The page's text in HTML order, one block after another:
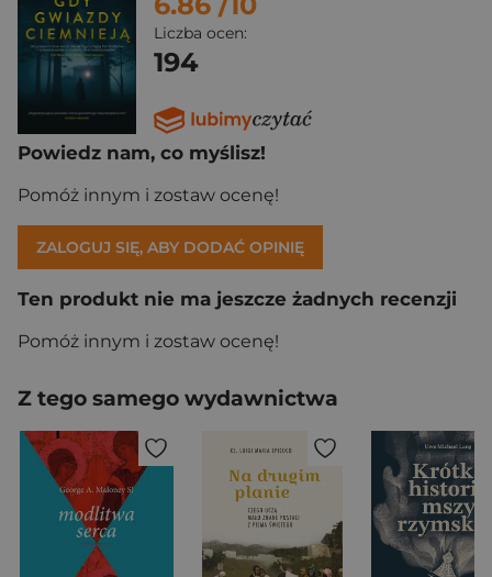
Liczba ocen:
194
Powiedz nam, co myślisz!
Pomóż innym i zostaw ocenę!
ZALOGUJ SIĘ, ABY DODAĆ OPINIĘ
Ten produkt nie ma jeszcze żadnych recenzji
Pomóż innym i zostaw ocenę!
Z tego samego wydawnictwa